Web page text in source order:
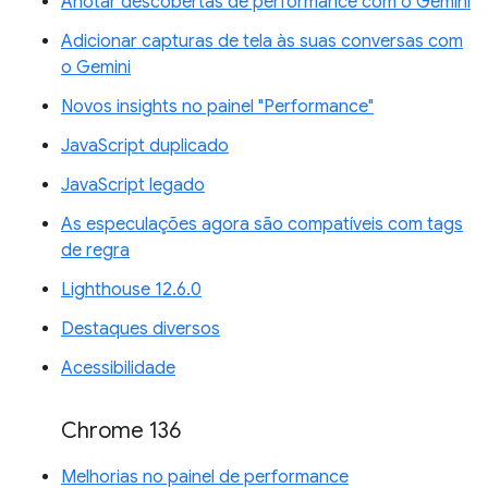
Adicionar capturas de tela às suas conversas com
o Gemini
Novos insights no painel "Performance"
JavaScript duplicado
JavaScript legado
As especulações agora são compatíveis com tags
de regra
Lighthouse 12.6.0
Destaques diversos
Acessibilidade
Chrome 136
Melhorias no painel de performance